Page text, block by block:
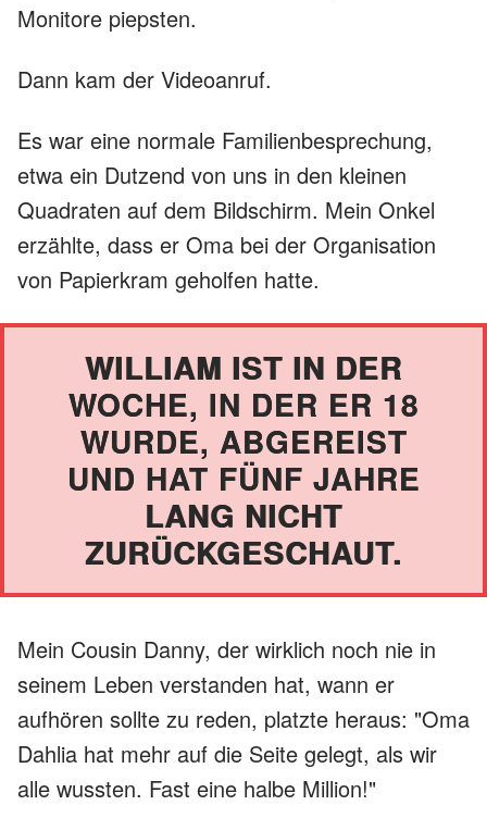
Monitore piepsten.
Dann kam der Videoanruf.
Es war eine normale Familienbesprechung,
etwa ein Dutzend von uns in den kleinen
Quadraten auf dem Bildschirm. Mein Onkel
erzählte, dass er Oma bei der Organisation
von Papierkram geholfen hatte.
WILLIAM IST IN DER
WOCHE, IN DER ER 18
WURDE, ABGEREIST
UND HAT FÜNF JAHRE
LANG NICHT
ZURÜCKGESCHAUT.
Mein Cousin Danny, der wirklich noch nie in
seinem Leben verstanden hat, wann er
aufhören sollte zu reden, platzte heraus: "Oma
Dahlia hat mehr auf die Seite gelegt, als wir
alle wussten. Fast eine halbe Million!"